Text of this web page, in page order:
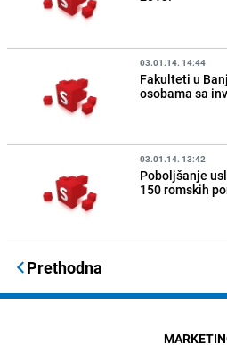
03.01.14. 14:44
Fakulteti u
osobama sa
03.01.14. 13:42
Poboljšanje
150 romskih
Prethodna